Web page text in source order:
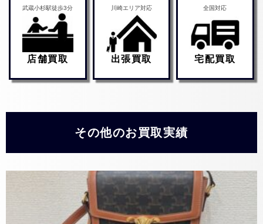
武蔵小杉駅徒歩3分
店舗買取
川崎エリア対応
出張買取
全国対応
宅配買取
その他のお買取実績